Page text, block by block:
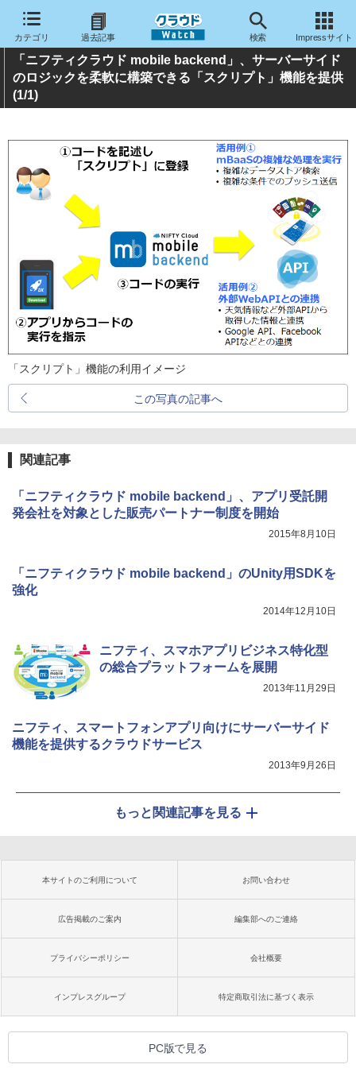
カテゴリ 過去記事 検索 Impressサイト
「ニフティクラウド mobile backend」、サーバーサイド
のロジックを柔軟に構築できる「スクリプト」機能を提供
(1/1)
「スクリプト」機能の利用イメージ
この写真の記事へ
関連記事
「ニフティクラウド mobile backend」、アプリ受託開
発会社を対象とした販売パートナー制度を開始
2015年8月10日
「ニフティクラウド mobile backend」のUnity用SDKを
強化
2014年12月10日
ニフティ、スマホアプリビジネス特化型
の総合プラットフォームを展開
2013年11月29日
ニフティ、スマートフォンアプリ向けにサーバーサイド
機能を提供するクラウドサービス
2013年9月26日
もっと関連記事を見る
本サイトのご利用について お問い合わせ
広告掲載のご案内 編集部へのご連絡
プライバシーポリシー 会社概要
インプレスグループ 特定商取引法に基づく表示
PC版で見る